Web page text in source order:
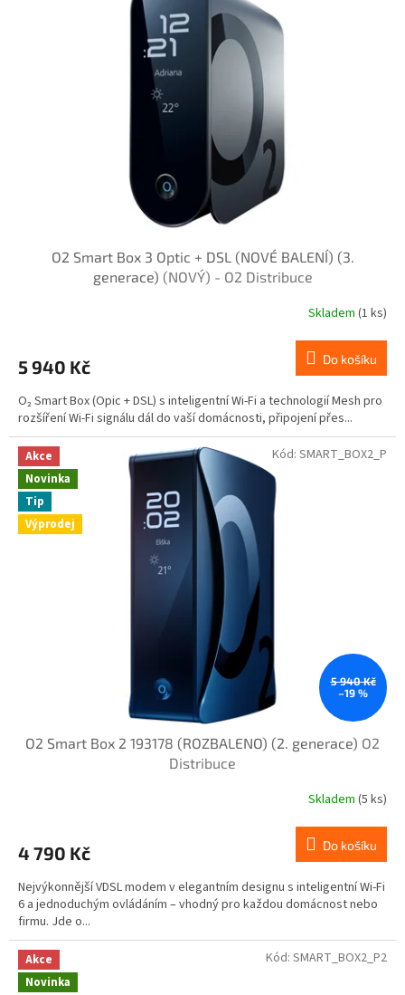
O2 Smart Box 3 Optic + DSL (NOVÉ BALENÍ) (3.
generace) (NOVÝ) - O2 Distribuce
Skladem (1 ks)
5 940 Kč Do košíku
O₂ Smart Box (Opic + DSL) s inteligentní Wi-Fi a technologií Mesh pro
rozšíření Wi-Fi signálu dál do vaší domácnosti, připojení přes...
Akce
Novinka
Tip
Výprodej
5 940 Kč
–19 %
O2 Smart Box 2 193178 (ROZBALENO) (2. generace) O2
Distribuce
Skladem (5 ks)
4 790 Kč Do košíku
Nejvýkonnější VDSL modem v elegantním designu s inteligentní Wi-Fi
6 a jednoduchým ovládáním – vhodný pro každou domácnost nebo
firmu. Jde o...
Kód: SMART_BOX2_P
Akce
Novinka
Kód: SMART_BOX2_P2